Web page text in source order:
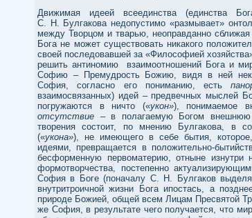
Движимая идеей всеединства (единства
С. Н. Булгакова недопустимо «размывает»
между Творцом и тварью, неоправданно
Бога не может существовать никакого
своей последовавшей за «Философией
решить антиномию взаимоотношений Бога и
Софию – Премудрость Божию, видя в ней
София, согласно его пониманию, есть
взаимосвязанных) идей – предвечных мыслей
погружаются в ничто («укон»), понимаемое
отсутствие – в полагаемую Богом
творения состоит, по мнению Булгакова, в
(«укона»), не имеющего в себе бытия,
идеями, превращается в положительно-
бесформенную первоматерию, отныне
формотворчества, постепенно
София в Боге (поначалу С. Н. Булгаков
внутритроичной жизни Бога ипостась, а
природе Божией, общей всем Лицам Пресвятой
же София, в результате чего получается, что